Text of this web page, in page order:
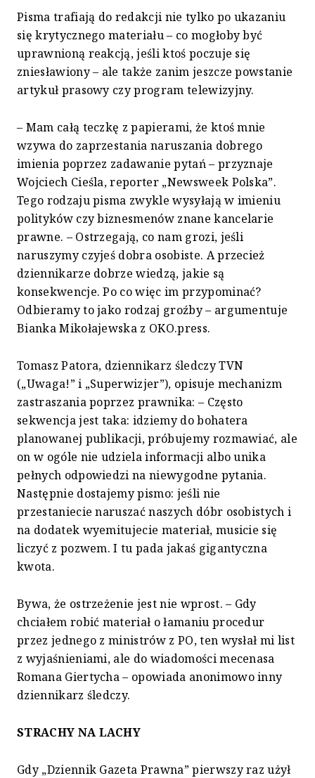
Pisma trafiają do redakcji nie tylko po ukazaniu
się krytycznego materiału – co mogłoby być
uprawnioną reakcją, jeśli ktoś poczuje się
zniesławiony – ale także zanim jeszcze powstanie
artykuł prasowy czy program telewizyjny.
– Mam całą teczkę z papierami, że ktoś mnie
wzywa do zaprzestania naruszania dobrego
imienia poprzez zadawanie pytań – przyznaje
Wojciech Cieśla, reporter „Newsweek Polska”.
Tego rodzaju pisma zwykle wysyłają w imieniu
polityków czy biznesmenów znane kancelarie
prawne. – Ostrzegają, co nam grozi, jeśli
naruszymy czyjeś dobra osobiste. A przecież
dziennikarze dobrze wiedzą, jakie są
konsekwencje. Po co więc im przypominać?
Odbieramy to jako rodzaj groźby – argumentuje
Bianka Mikołajewska z OKO.press.
Tomasz Patora, dziennikarz śledczy TVN
(„Uwaga!” i „Superwizjer”), opisuje mechanizm
zastraszania poprzez prawnika: – Często
sekwencja jest taka: idziemy do bohatera
planowanej publikacji, próbujemy rozmawiać, ale
on w ogóle nie udziela informacji albo unika
pełnych odpowiedzi na niewygodne pytania.
Następnie dostajemy pismo: jeśli nie
przestaniecie naruszać naszych dóbr osobistych i
na dodatek wyemitujecie materiał, musicie się
liczyć z pozwem. I tu pada jakaś gigantyczna
kwota.
Bywa, że ostrzeżenie jest nie wprost. – Gdy
chciałem robić materiał o łamaniu procedur
przez jednego z ministrów z PO, ten wysłał mi list
z wyjaśnieniami, ale do wiadomości mecenasa
Romana Giertycha – opowiada anonimowo inny
dziennikarz śledczy.
STRACHY NA LACHY
Gdy „Dziennik Gazeta Prawna” pierwszy raz użył